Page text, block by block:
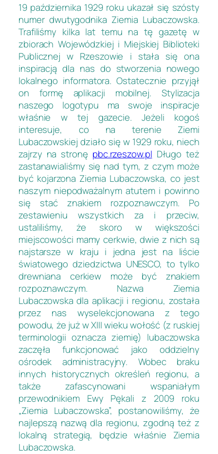
19 października 1929 roku ukazał się szósty
numer dwutygodnika Ziemia Lubaczowska.
Trafiliśmy kilka lat temu na tę gazetę w
zbiorach Wojewódzkiej i Miejskiej Biblioteki
Publicznej w Rzeszowie i stała się ona
inspiracją dla nas do stworzenia nowego
lokalnego informatora. Ostatecznie przyjął
on formę aplikacji mobilnej. Stylizacja
naszego logotypu ma swoje inspiracje
właśnie w tej gazecie. Jeżeli kogoś
interesuje, co na terenie Ziemi
Lubaczowskiej działo się w 1929 roku, niech
zajrzy na stronę pbc.rzeszow.pl Długo też
zastanawialiśmy się nad tym, z czym może
być kojarzona Ziemia Lubaczowska, co jest
naszym niepodważalnym atutem i powinno
się stać znakiem rozpoznawczym. Po
zestawieniu wszystkich za i przeciw,
ustaliliśmy, że skoro w większości
miejscowości mamy cerkwie, dwie z nich są
najstarsze w kraju i jedna jest na liście
światowego dziedzictwa UNESCO, to tylko
drewniana cerkiew może być znakiem
rozpoznawczym. Nazwa Ziemia
Lubaczowska dla aplikacji i regionu, została
przez nas wyselekcjonowana z tego
powodu, że już w XIII wieku wołość (z ruskiej
terminologii oznacza ziemię) lubaczowska
zaczęła funkcjonować jako oddzielny
ośrodek administracyjny. Wobec braku
innych historycznych określeń regionu, a
także zafascynowani wspaniałym
przewodnikiem Ewy Pękali z 2009 roku
„Ziemia Lubaczowska”, postanowiliśmy, że
najlepszą nazwą dla regionu, zgodną też z
lokalną strategią, będzie właśnie Ziemia
Lubaczowska.